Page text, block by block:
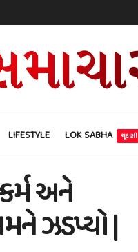
LIFESTYLE LOK SABHA ચૂંટણી
અને
ઝડપ્યો |